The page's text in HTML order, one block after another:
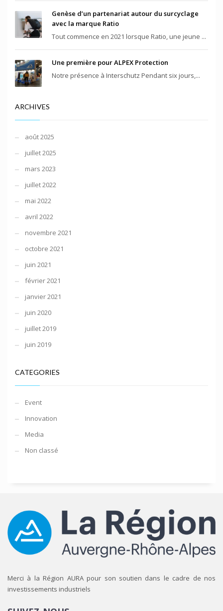
Genèse d’un partenariat autour du surcyclage
avec la marque Ratio
Tout commence en 2021 lorsque Ratio, une jeune ...
Une première pour ALPEX Protection
Notre présence à Interschutz Pendant six jours,...
ARCHIVES
août 2025
juillet 2025
mars 2023
juillet 2022
mai 2022
avril 2022
novembre 2021
octobre 2021
juin 2021
février 2021
janvier 2021
juin 2020
juillet 2019
juin 2019
CATEGORIES
Event
Innovation
Media
Non classé
Merci à la Région AURA pour son soutien dans le cadre de nos
investissements industriels